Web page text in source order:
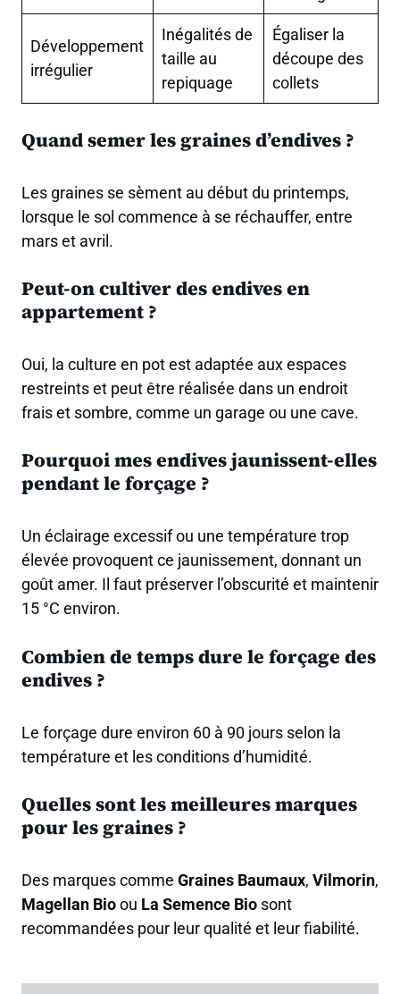
Développement
irrégulier
Inégalités de
taille au
repiquage
Égaliser la
découpe des
collets
Quand semer les graines d’endives ?
Les graines se sèment au début du printemps,
lorsque le sol commence à se réchauffer, entre
mars et avril.
Peut-on cultiver des endives en
appartement ?
Oui, la culture en pot est adaptée aux espaces
restreints et peut être réalisée dans un endroit
frais et sombre, comme un garage ou une cave.
Pourquoi mes endives jaunissent-elles
pendant le forçage ?
Un éclairage excessif ou une température trop
élevée provoquent ce jaunissement, donnant un
goût amer. Il faut préserver l’obscurité et maintenir
15 °C environ.
Combien de temps dure le forçage des
endives ?
Le forçage dure environ 60 à 90 jours selon la
température et les conditions d’humidité.
Quelles sont les meilleures marques
pour les graines ?
Des marques comme Graines Baumaux, Vilmorin,
Magellan Bioou La Semence Bio sont
recommandées pour leur qualité et leur fiabilité.